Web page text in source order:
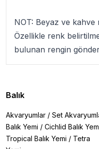
NOT: Beyaz ve kahve
Özellikle renk
bulunan rengin
Balık
Akvaryumlar / Set
Balık Yemi / Cichlid Balık
Tropical Balık Yemi / Tetra